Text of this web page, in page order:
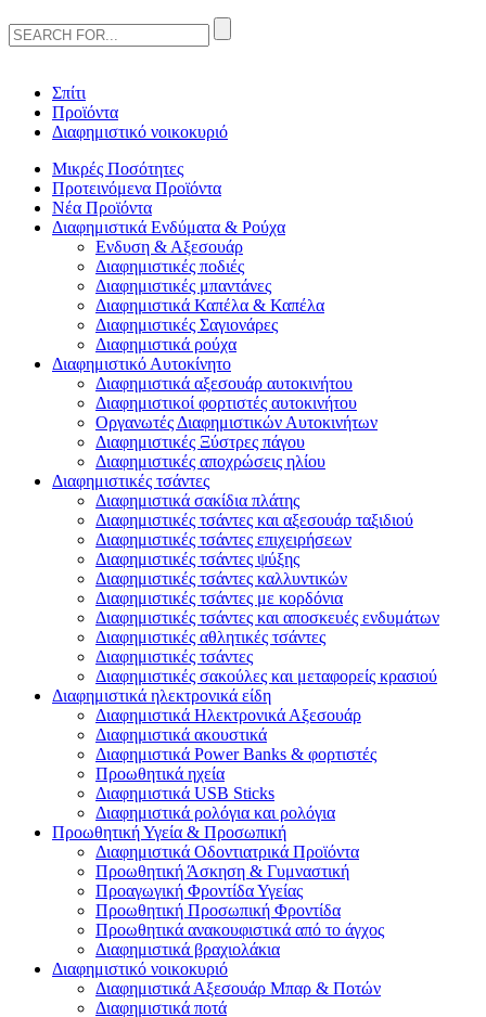
Σπίτι
Προϊόντα
Διαφημιστικό νοικοκυριό
Μικρές Ποσότητες
Προτεινόμενα Προϊόντα
Νέα Προϊόντα
Διαφημιστικά Ενδύματα & Ρούχα
Ενδυση & Αξεσουάρ
Διαφημιστικές ποδιές
Διαφημιστικές μπαντάνες
Διαφημιστικά Καπέλα & Καπέλα
Διαφημιστικές Σαγιονάρες
Διαφημιστικά ρούχα
Διαφημιστικό Αυτοκίνητο
Διαφημιστικά αξεσουάρ αυτοκινήτου
Διαφημιστικοί φορτιστές αυτοκινήτου
Οργανωτές Διαφημιστικών Αυτοκινήτων
Διαφημιστικές Ξύστρες πάγου
Διαφημιστικές αποχρώσεις ηλίου
Διαφημιστικές τσάντες
Διαφημιστικά σακίδια πλάτης
Διαφημιστικές τσάντες και αξεσουάρ ταξιδιού
Διαφημιστικές τσάντες επιχειρήσεων
Διαφημιστικές τσάντες ψύξης
Διαφημιστικές τσάντες καλλυντικών
Διαφημιστικές τσάντες με κορδόνια
Διαφημιστικές τσάντες και αποσκευές ενδυμάτων
Διαφημιστικές αθλητικές τσάντες
Διαφημιστικές τσάντες
Διαφημιστικές σακούλες και μεταφορείς κρασιού
Διαφημιστικά ηλεκτρονικά είδη
Διαφημιστικά Ηλεκτρονικά Αξεσουάρ
Διαφημιστικά ακουστικά
Διαφημιστικά Power Banks & φορτιστές
Προωθητικά ηχεία
Διαφημιστικά USB Sticks
Διαφημιστικά ρολόγια και ρολόγια
Προωθητική Υγεία & Προσωπική
Διαφημιστικά Οδοντιατρικά Προϊόντα
Προωθητική Άσκηση & Γυμναστική
Προαγωγική Φροντίδα Υγείας
Προωθητική Προσωπική Φροντίδα
Προωθητικά ανακουφιστικά από το άγχος
Διαφημιστικά βραχιολάκια
Διαφημιστικό νοικοκυριό
Διαφημιστικά Αξεσουάρ Μπαρ & Ποτών
Διαφημιστικά ποτά